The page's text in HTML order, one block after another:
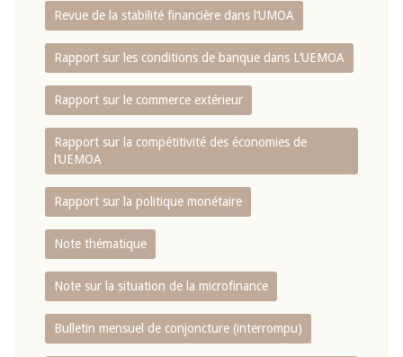
Revue de la stabilité financière dans l‘UMOA
Rapport sur les conditions de banque dans L‘UEMOA
Rapport sur le commerce extérieur
Rapport sur la compétitivité des économies de
l‘UEMOA
Rapport sur la politique monétaire
Note thématique
Note sur la situation de la microfinance
Bulletin mensuel de conjoncture (interrompu)